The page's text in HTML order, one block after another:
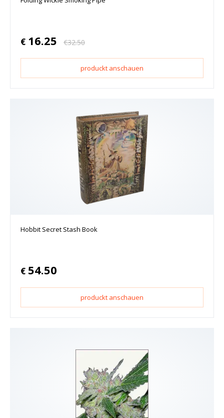
€ 16.25 €32.50
produckt anschauen
Hobbit Secret Stash Book
€ 54.50
produckt anschauen